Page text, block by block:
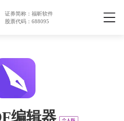
证券简称：福昕软件
股票代码：688095
编辑器